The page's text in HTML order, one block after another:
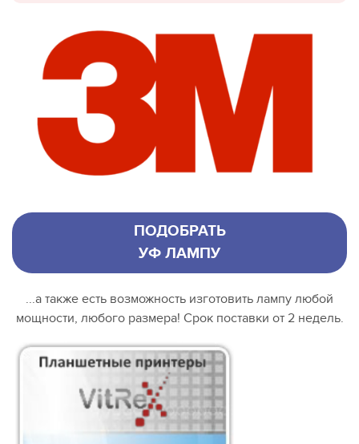
ПОДОБРАТЬ
УФ ЛАМПУ
...а также есть возможность изготовить лампу любой
мощности, любого размера! Срок поставки от 2 недель.